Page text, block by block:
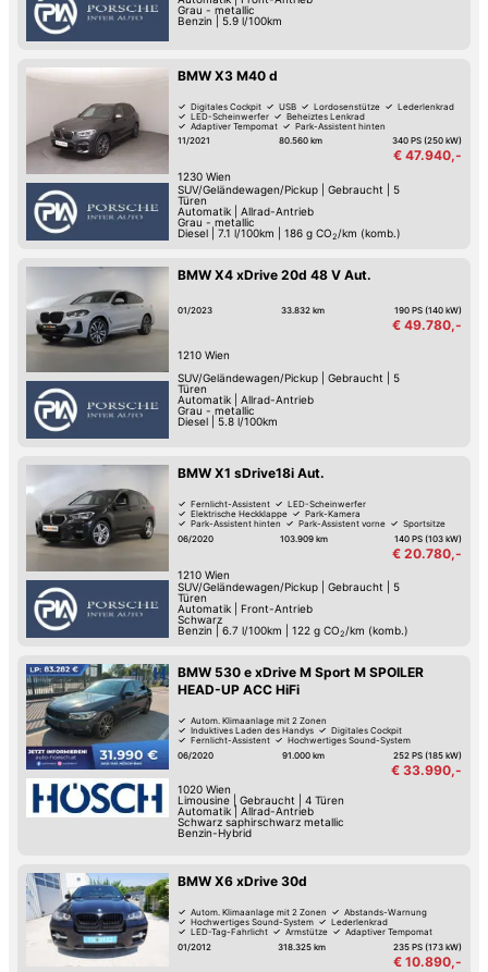
Grau - metallic
Benzin
5.9 l/100km
BMW X3 M40 d
Digitales Cockpit USB Lordosenstütze
Lederlenkrad
LED-Scheinwerfer
Beheiztes Lenkrad
Adaptiver Tempomat
Park-Assistent hinten
11/2021
80.560 km 340 PS (250 kW)
€ 47.940,-
1230 Wien
SUV/Geländewagen/Pickup| Gebraucht
5
Türen
Automatik| Allrad-Antrieb
Grau - metallic
Diesel
7.1 l/100km 186 g CO2 /km (komb.)
BMW X4 xDrive 20d 48 V Aut.
01/2023 33.832 km 190 PS (140 kW)
€ 49.780,-
1210 Wien
SUV/Geländewagen/Pickup| Gebraucht
5
Türen
Automatik| Allrad-Antrieb
Grau - metallic
Diesel
5.8 l/100km
BMW X1 sDrive18i Aut.
Fernlicht-Assistent
LED-Scheinwerfer
Elektrische Heckklappe
Park-Kamera
Park-Assistent hinten
Park-Assistent vorne
Sportsitze
Multifunktions-Lenkrad
06/2020 103.909 km 140 PS (103 kW)
€ 20.780,-
1210 Wien
SUV/Geländewagen/Pickup| Gebraucht
5
Türen
Automatik| Front-Antrieb
Schwarz
Benzin
6.7 l/100km 122 g CO2 /km (komb.)
BMW 530 e xDrive M Sport M SPOILER
HEAD-UP ACC HiFi
Autom. Klimaanlage mit 2 Zonen
Induktives Laden des Handys
Digitales Cockpit
Fernlicht-Assistent
Hochwertiges Sound-System
06/2020 91.000 km 252 PS (185 kW)
€ 33.990,-
1020 Wien
Limousine| Gebraucht
4 Türen
Automatik| Allrad-Antrieb
Schwarz saphirschwarz metallic
Benzin-Hybrid
BMW X6 xDrive 30d
Autom. Klimaanlage mit 2 Zonen
Abstands-Warnung
Hochwertiges Sound-System
Lederlenkrad
LED-Tag-Fahrlicht
Armstütze
Adaptiver Tempomat
01/2012 318.325 km 235 PS (173 kW)
€ 10.890,-